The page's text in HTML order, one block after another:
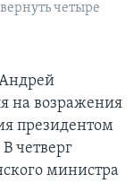
четыре
на возражения
президентом
четверг
министра